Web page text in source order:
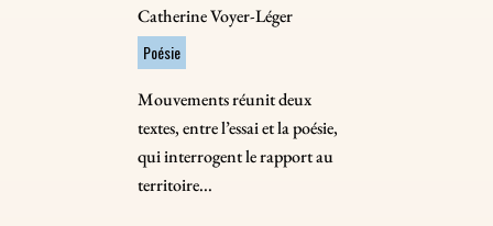
Catherine Voyer-Léger
Poésie
Mouvements réunit deux
textes, entre l’essai et la poésie,
qui interrogent le rapport au
territoire...